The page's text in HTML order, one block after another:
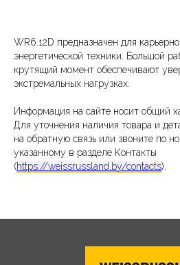
WR6.12D предназначен для
энергетической техники. Большой
крутящий момент обеспечивают
экстремальных нагрузках.
Информация на сайте носит общий
Для уточнения наличия товара и
на обратную связь или звоните по
указанному в разделе Контакты
(https://weissrussland.by/contacts).